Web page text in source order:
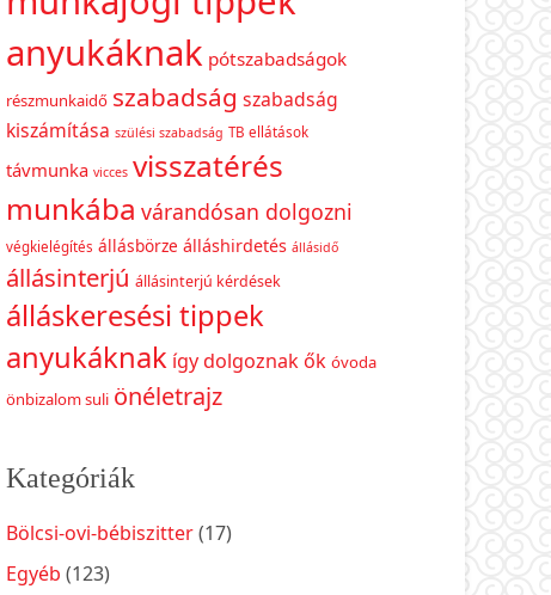
anyukáknak pótszabadságok
részmunkaidő szabadság szabadság
kiszámítása szülési szabadság TB ellátások
távmunka vicces visszatérés
munkába várandósan dolgozni
végkielégítés állásbörze álláshirdetés állásidő
állásinterjú állásinterjú kérdések
álláskeresési tippek
anyukáknak így dolgoznak ők óvoda
önbizalom suli önéletrajz
Kategóriák
Bölcsi-ovi-bébiszitter(17)
Egyéb (123)